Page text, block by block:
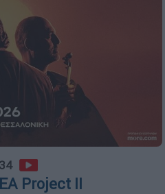
Project II